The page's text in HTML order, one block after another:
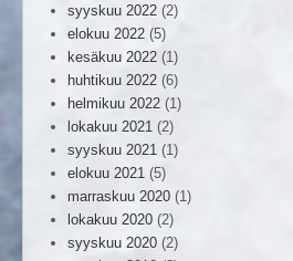
syyskuu 2022 (2)
elokuu 2022 (5)
kesäkuu 2022 (1)
huhtikuu 2022 (6)
helmikuu 2022 (1)
lokakuu 2021 (2)
syyskuu 2021 (1)
elokuu 2021 (5)
marraskuu 2020 (1)
lokakuu 2020 (2)
syyskuu 2020 (2)